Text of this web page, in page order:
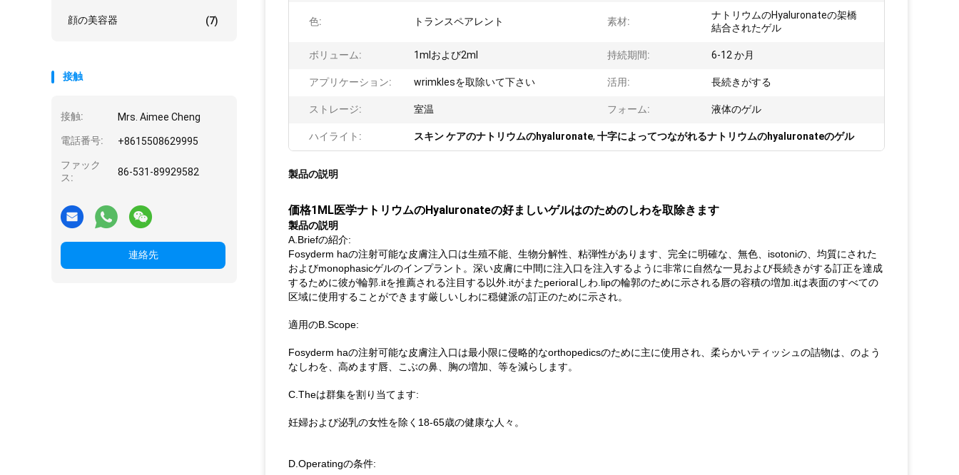
顔の美容器 (7)
接触
接触: Mrs. Aimee Cheng
電話番号: +8615508629995
ファック
ス:
86-531-89929582
連絡先
色: トランスペアレント 素材:
ナトリウムのHyaluronateの架橋
結合されたゲル
ボリューム: 1mlおよび2ml 持続期間: 6-12 か月
アプリケーション: wrimklesを取除いて下さい 活用: 長続きがする
ストレージ: 室温 フォーム: 液体のゲル
ハイライト: スキン ケアのナトリウムのhyaluronate, 十字によってつながれるナトリウムのhyaluronateのゲル
製品の説明
価格1ML医学ナトリウムのHyaluronateの好ましいゲルはのためのしわを取除きます
製品の説明
A.Briefの紹介:
Fosyderm haの注射可能な皮膚注入口は生殖不能、生物分解性、粘弾性があります、完全に明確な、無色、isotoniの、均質にされた
およびmonophasicゲルのインプラント。深い皮膚に中間に注入口を注入するように非常に自然な一見および長続きがする訂正を達成
するために彼が輪郭.itを推薦される注目する以外.itがまたperioralしわ.lipの輪郭のために示される唇の容積の増加.itは表面のすべての
区域に使用することができます厳しいしわに穏健派の訂正のために示され。
適用のB.Scope:
Fosyderm haの注射可能な皮膚注入口は最小限に侵略的なorthopedicsのために主に使用され、柔らかいティッシュの詰物は、のよう
なしわを、高めます唇、こぶの鼻、胸の増加、等を減らします。
C.Theは群集を割り当てます:
妊婦および泌乳の女性を除く18-65歳の健康な人々。
D.Operatingの条件: